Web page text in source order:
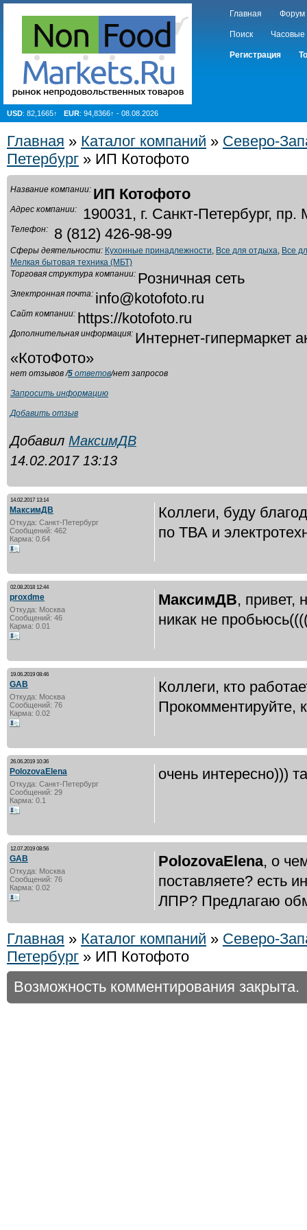
Главная Форум
Поиск Часовые
Регистрация
USD: 82,1665↑ EUR: 94,8366↑ - 08.08.2026
Главная » Каталог компаний » Северо-
Петербург » ИП Котофото
Название компании: ИП Котофото
Адрес компании: 190031, г. Санкт-Петербург,
Телефон: 8 (812) 426-98-99
Сферы деятельности: Кухонные принадлежности, Все для отдыха, Все
Мелкая бытовая техника (МБТ)
Торговая структура компании: Розничная сеть
Электронная почта: info@kotofoto.ru
Сайт компании: https://kotofoto.ru
Дополнительная информация: Интернет-гипермаркет
«КотоФото»
нет отзывов /5 ответов/нет запросов
Запросить информацию
Добавить отзыв
Добавил МаксимДВ
14.02.2017 13:13
14.02.2017 13:14
МаксимДВ
Откуда: Санкт-Петербург
Сообщений: 462
Карма: 0.64
Коллеги, буду
по ТВА и
02.08.2018 12:44
proxdme
Откуда: Москва
Сообщений: 46
Карма: 0.01
МаксимДВ, привет,
никак не
19.06.2019 08:46
GAB
Откуда: Москва
Сообщений: 76
Карма: 0.02
Коллеги, кто
Прокомментируйте,
26.06.2019 10:36
PolozovaElena
Откуда: Санкт-Петербург
Сообщений: 29
Карма: 0.1
очень интересно)))
12.07.2019 08:56
GAB
Откуда: Москва
Сообщений: 76
Карма: 0.02
PolozovaElena, о
поставляете? есть
ЛПР? Предлагаю
Главная » Каталог компаний » Северо-
Петербург » ИП Котофото
Возможность комментирования закрыта.